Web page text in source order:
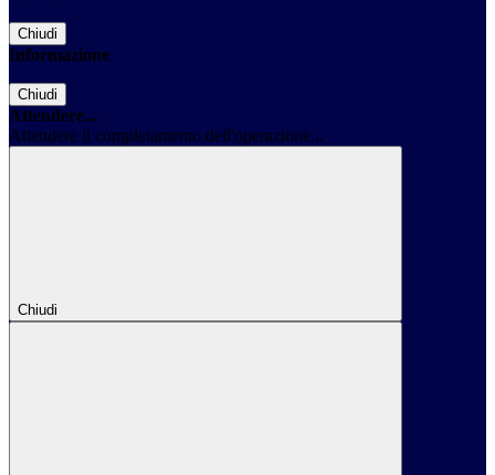
Chiudi
Informazione
Chiudi
Attendere...
Attendere il completamento dell'operazione...
Chiudi